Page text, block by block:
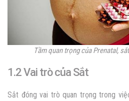
Tầm quan trọng của Prenatal,
1.2 Vai trò của Sắt
Sắt đóng vai trò quan trọng trong